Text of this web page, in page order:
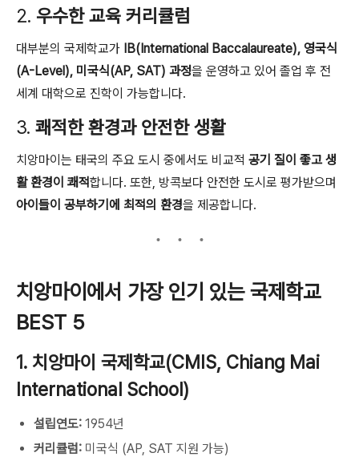
2. 우수한 교육 커리큘럼
대부분의 국제학교가 IB(International Baccalaureate), 영국식
(A-Level), 미국식(AP, SAT) 과정을 운영하고 있어 졸업 후 전
세계 대학으로 진학이 가능합니다.
3. 쾌적한 환경과 안전한 생활
치앙마이는 태국의 주요 도시 중에서도 비교적 공기 질이 좋고 생
활 환경이 쾌적합니다. 또한, 방콕보다 안전한 도시로 평가받으며
아이들이 공부하기에 최적의 환경을 제공합니다.
치앙마이에서 가장 인기 있는 국제학교
BEST 5
1. 치앙마이 국제학교(CMIS, Chiang Mai
International School)
설립연도: 1954년
커리큘럼: 미국식 (AP, SAT 지원 가능)